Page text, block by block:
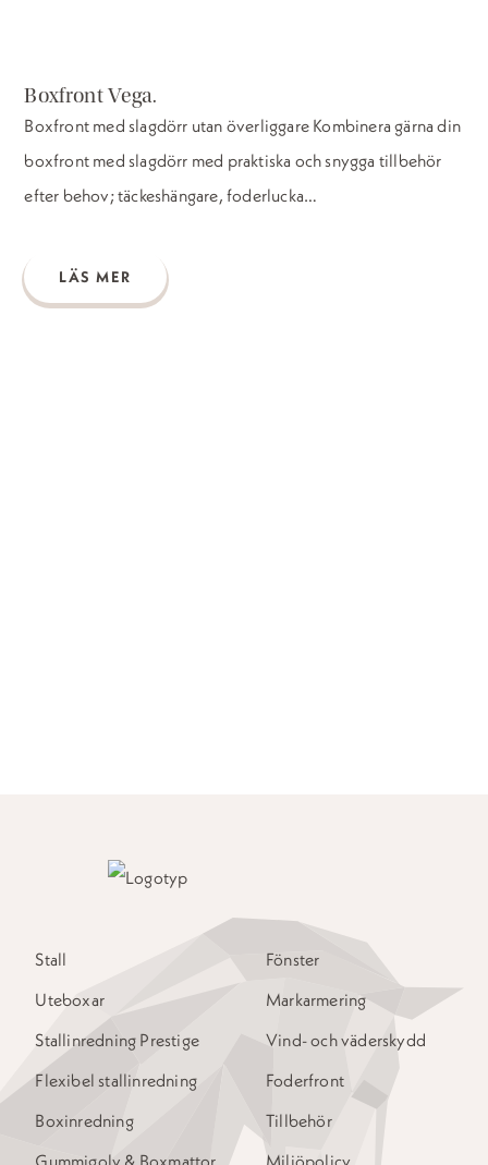
Boxfront Vega.
Boxfront med slagdörr utan överliggare Kombinera gärna din
boxfront med slagdörr med praktiska och snygga tillbehör
efter behov; täckeshängare, foderlucka…
LÄS MER
Stall
Uteboxar
Stallinredning Prestige
Flexibel stallinredning
Boxinredning
Gummigolv & Boxmattor
Fönster
Markarmering
Vind- och väderskydd
Foderfront
Tillbehör
Miljöpolicy